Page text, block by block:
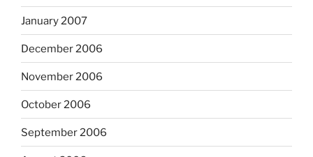
January 2007
December 2006
November 2006
October 2006
September 2006